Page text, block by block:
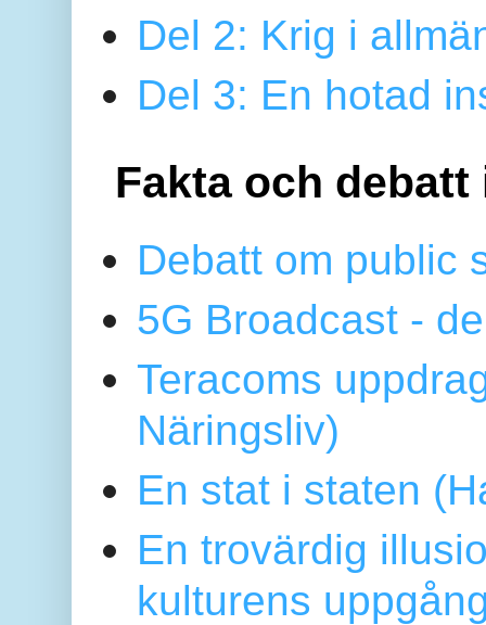
Del 2: Krig i
Del 3: En hotad
Fakta och debatt
Debatt om public
5G Broadcast -
Teracoms
Näringsliv)
En stat i staten
En trovärdig
kulturens